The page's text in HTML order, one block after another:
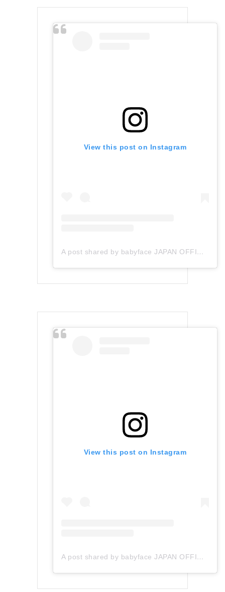
View this post on Instagram
A post shared by babyface JAPAN OFFICIAL (@babyface_japan)
View this post on Instagram
A post shared by babyface JAPAN OFFICIAL (@babyface_japan)